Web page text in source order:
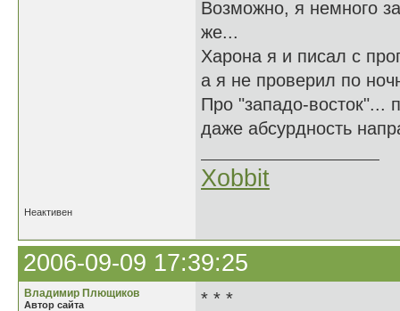
Возможно, я немного
же...
Харона я и писал с
а я не проверил по
Про "западо-восток"...
даже абсурдность
Xobbit
Неактивен
2006-09-09 17:39:25
Владимир Плющиков
Автор сайта
* * *